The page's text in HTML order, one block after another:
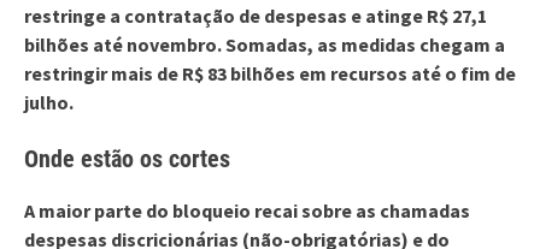
restringe a contratação de despesas e atinge R$ 27,1
bilhões até novembro. Somadas, as medidas chegam a
restringir mais de R$ 83 bilhões em recursos até o fim de
julho.
Onde estão os cortes
A maior parte do bloqueio recai sobre as chamadas
despesas discricionárias (não-obrigatórias) e do